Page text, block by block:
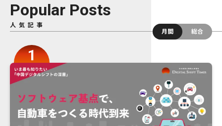
Popular Posts
人気記事
月間
総合